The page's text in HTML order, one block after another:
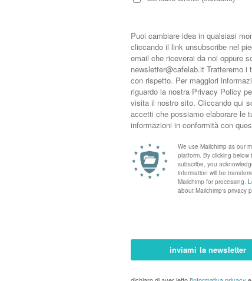
chiamato Eden, è davvero quanto di più vicino al paradiso si possa
o i gazebo estivi, di legno laccato, con schienali disponibili in
ecrù, racchiude il letto, lasciando lentamente filtrare il sole e la brezza
o per assaporare questo piccolo piacere con accanto una persona,